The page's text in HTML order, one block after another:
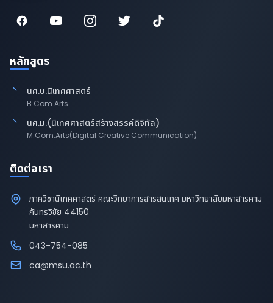
หลักสูตร
นศ.บ.นิเทศศาสตร์
B.Com.Arts
นศ.ม.(นิเทศศาสตร์สร้างสรรค์ดิจิทัล)
M.Com.Arts(Digital Creative Communication)
ติดต่อเรา
ภาควิชานิเทศศาสตร์ คณะวิทยาการสารสนเทศ มหาวิทยาลัยมหาสารคาม
กันทรวิชัย 44150
มหาสารคาม
043-754-085
ca@msu.ac.th